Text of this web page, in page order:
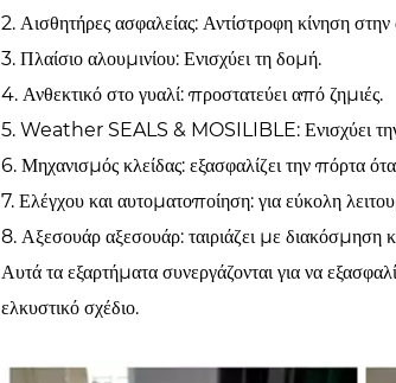
2. Αισθητήρες ασφαλείας: Αντίστροφη κίνηση
3. Πλαίσιο αλουμινίου: Ενισχύει τη δομή.
4. Ανθεκτικό στο γυαλί: προστατεύει από ζημιές.
5. Weather SEALS & MOSILIBLE: Ενισχύει
6. Μηχανισμός κλείδας: εξασφαλίζει την πόρτα
7. Ελέγχου και αυτοματοποίηση: για εύκολη
8. Αξεσουάρ αξεσουάρ: ταιριάζει με διακόσμηση
Αυτά τα εξαρτήματα συνεργάζονται για να
ελκυστικό σχέδιο.